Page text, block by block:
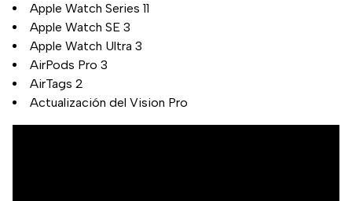
Apple Watch Series 11
Apple Watch SE 3
Apple Watch Ultra 3
AirPods Pro 3
AirTags 2
Actualización del Vision Pro